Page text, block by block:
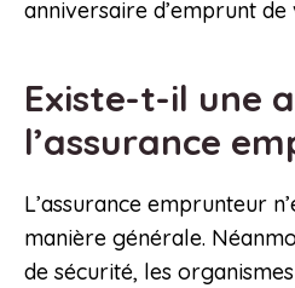
anniversaire d’emprunt
Existe-t-il une
l’assurance
L’assurance emprunteur
manière générale.
de sécurité, les